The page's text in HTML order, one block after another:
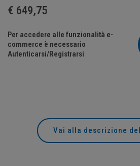
€ 649,75
Per accedere alle funzionalità e-
commerce è necessario
Autenticarsi/Registrarsi
Vai alla descrizione